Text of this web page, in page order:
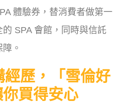
體驗券，替消費者做第一
SPA 會館，同時與信託
。
經歷，「雪倫好
買得安心